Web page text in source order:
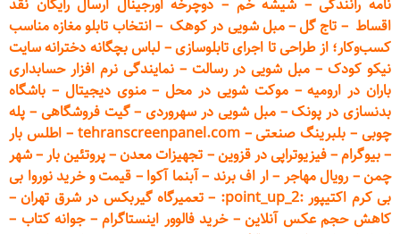
نامه رانندگی– شیشه خم – دوچرخه اورجینال ارسال رایگان نقد
اقساط – تاج گل–مبل شویی در کوهک–انتخاب تابلو مغازه مناسب
کسب‌وکار؛ از طراحی تا اجرای تابلوسازی– لباس بچگانه دخترانه سایت
نیکو کودک – مبل شویی در رسالت – نمایندگی نرم افزار حسابداری
باران در ارومیه–موکت شویی در محل–منوی دیجیتال – باشگاه
بدنسازی در پونک–مبل شویی در سهروردی–گیت فروشگاهی – پله
چوبی – بلبرینگ صنعتی–
tehranscreenpanel.com
–اطلس بار
–بیوگرام–فیزیوتراپی در قزوین– تجهیزات معدن–پروتئین بار–شهر
چمن– رویال مهاجر –ار اف برند –آبنما آکوا – قیمت و خرید نوروا بی
بی کرم اکتیپور :point_up_2:
– تعمیرگاه گیربکس در شرق تهران–
کاهش حجم عکس آنلاین–خرید فالوور اینستاگرام–جوانه کتاب –